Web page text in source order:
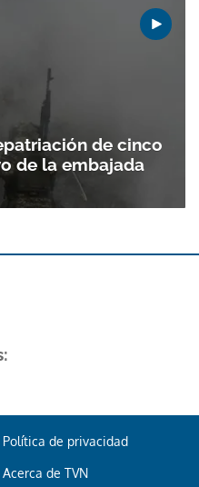
de cinco
de la embajada
Política de privacidad
Acerca de TVN